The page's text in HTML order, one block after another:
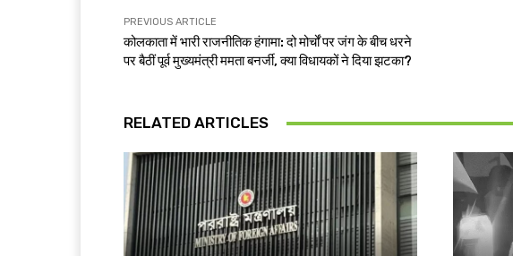
PREVIOUS ARTICLE
कोलकाता में भारी राजनीतिक हंगामा: दो मोर्चों पर जंग के बीच धरने
पर बैठीं पूर्व मुख्यमंत्री ममता बनर्जी, क्या विधायकों ने दिया झटका?
RELATED ARTICLES